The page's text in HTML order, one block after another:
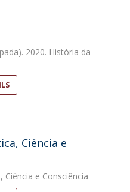
2020. História da
Ciência e
Ciência e Consciência